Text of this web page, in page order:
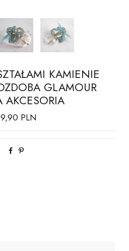
KAMIENIE
GLAMOUR
AKCESORIA
PLN